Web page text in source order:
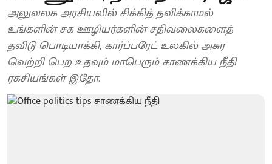
அலுவலக அரசியலில் சிக்கித் தவிக்காமல்
உங்களின் சக ஊழியர்களின் சதிவலைகளைத்
தவிடு பொடியாக்கி, கார்ப்பரேட் உலகில் அசுர
வெற்றி பெற உதவும் மாபெரும் சாணக்கிய நீதி
ரகசியங்கள் இதோ.